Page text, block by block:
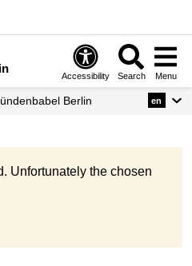
Accessibility Search Menu
Berlin en
Unfortunately the chosen